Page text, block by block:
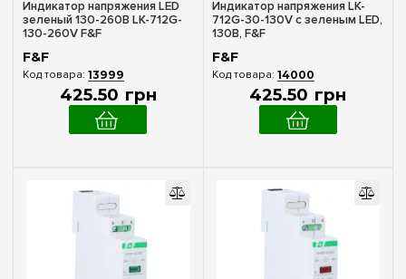
Индикатор напряжения LED
зеленый 130-260В LK-712G-
130-260V F&F
F&F
13999
425.50 грн
Индикатор напряжения LK-
712G-30-130V с зеленым LED,
130В, F&F
F&F
14000
425.50 грн